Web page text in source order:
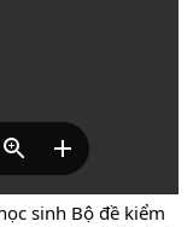
sinh Bộ đề kiểm